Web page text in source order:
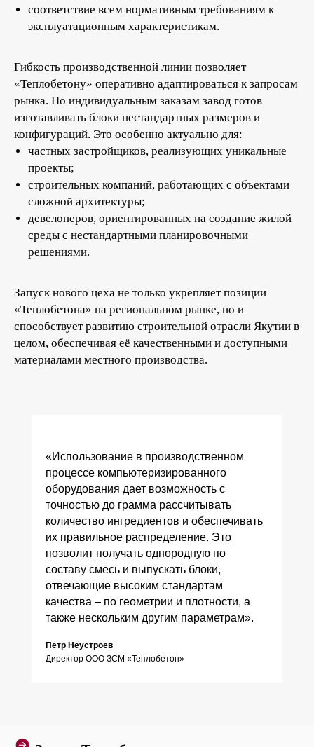
соответствие всем нормативным требованиям к
эксплуатационным характеристикам.
Гибкость производственной линии позволяет
«Теплобетону» оперативно адаптироваться к запросам
рынка. По индивидуальным заказам завод готов
изготавливать блоки нестандартных размеров и
конфигураций. Это особенно актуально для:
частных застройщиков, реализующих уникальные
проекты;
строительных компаний, работающих с объектами
сложной архитектуры;
девелоперов, ориентированных на создание жилой
среды с нестандартными планировочными
решениями.
Запуск нового цеха не только укрепляет позиции
«Теплобетона» на региональном рынке, но и
способствует развитию строительной отрасли Якутии в
целом, обеспечивая её качественными и доступными
материалами местного производства.
«Использование в производственном
процессе компьютеризированного
оборудования дает возможность с
точностью до грамма рассчитывать
количество ингредиентов и обеспечивать
их правильное распределение. Это
позволит получать однородную по
составу смесь и выпускать блоки,
отвечающие высоким стандартам
качества – по геометрии и плотности, а
также нескольким другим параметрам».
Петр Неустроев
Директор ООО ЗСМ «Теплобетон»